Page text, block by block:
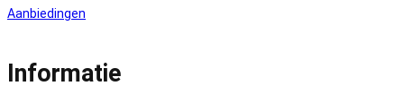
Aanbiedingen
Informatie